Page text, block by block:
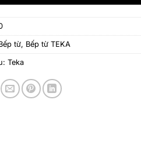
từ, Bếp từ TEKA
Teka